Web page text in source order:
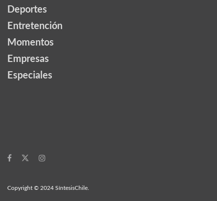
Deportes
Entretención
Momentos
Empresas
Especiales
Copyright © 2024 SíntesisChile.